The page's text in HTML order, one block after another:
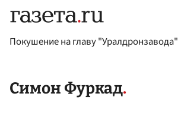
Покушение на главу "Уралдронзавода"
Симон Фуркад